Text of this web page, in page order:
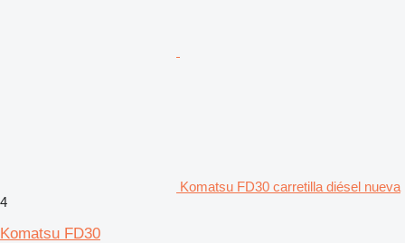
Komatsu FD30 carretilla diésel nueva
4
Komatsu FD30